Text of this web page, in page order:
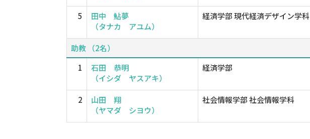
5
田中 鮎夢
（タナカ アユム）
経済学部 現代経済デザイン学科
助教 （2名）
1
石田 恭明
（イシダ ヤスアキ）
経済学部
2
山田 翔
（ヤマダ シヨウ）
社会情報学部 社会情報学科